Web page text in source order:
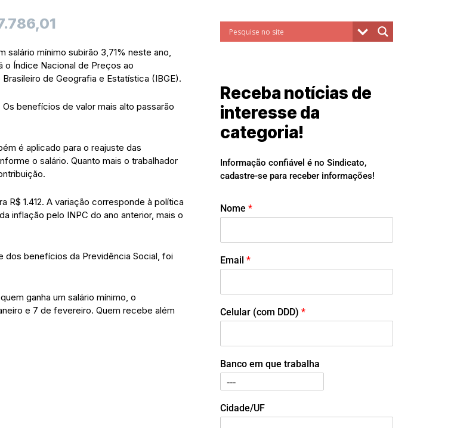
salário mínimo subirão 3,71% neste ano,
o Índice Nacional de Preços ao
de Geografia e Estatística (IBGE).
benefícios de valor mais alto passarão
é aplicado para o reajuste das
o salário. Quanto mais o trabalhador
R$ 1.412. A variação corresponde à política
inflação pelo INPC do ano anterior, mais o
dos benefícios da Previdência Social, foi
ganha um salário mínimo, o
e 7 de fevereiro. Quem recebe além
Receba notícias de
interesse da
categoria!
Informação confiável é no Sindicato,
cadastre-se para receber informações!
Nome *
Email *
Celular (com DDD) *
Banco em que trabalha
Cidade/UF